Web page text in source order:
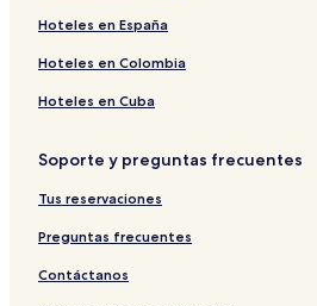
Hoteles en España
Hoteles en Colombia
Hoteles en Cuba
Soporte y preguntas frecuentes
Tus reservaciones
Preguntas frecuentes
Contáctanos